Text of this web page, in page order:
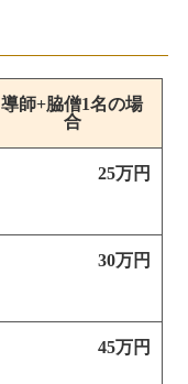
導師+脇僧1名の場
合
25万円
30万円
45万円